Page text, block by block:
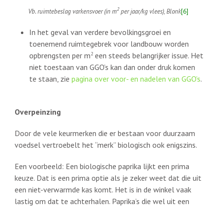
Vb. ruimtebeslag varkensvoer (in m2 per jaar/kg vlees), Blonk[6]
In het geval van verdere bevolkingsgroei en
toenemend ruimtegebrek voor landbouw worden
opbrengsten per m2 een steeds belangrijker issue. Het
niet toestaan van GGO’s kan dan onder druk komen
te staan, zie pagina over voor- en nadelen van GGO’s.
Overpeinzing
Door de vele keurmerken die er bestaan voor duurzaam
voedsel vertroebelt het “merk” biologisch ook enigszins.
Een voorbeeld: Een biologische paprika lijkt een prima
keuze. Dat is een prima optie als je zeker weet dat die uit
een niet-verwarmde kas komt. Het is in de winkel vaak
lastig om dat te achterhalen. Paprika’s die wel uit een